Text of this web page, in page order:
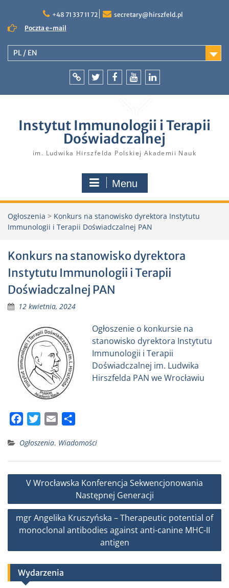
content
+48 71 337 11 72
secretary@hirszfeld.pl
Poczta e-mail
PL / EN
Instytut Immunologii i Terapii
Doświadczalnej
im. Ludwika Hirszfelda Polskiej Akademii Nauk
Menu
Ogłoszenia > Konkurs na stanowisko dyrektora Instytutu
Immunologii i Terapii Doświadczalnej PAN
Konkurs na stanowisko dyrektora
Instytutu Immunologii i Terapii
Doświadczalnej PAN
12 kwietnia, 2024
Ogłoszenie o konkursie na
stanowisko dyrektora Instytutu
Immunologii i Terapii
Doświadczalnej im. Ludwika
Hirszfelda PAN we Wrocławiu
c
e
b
o
k
i
t
t
e
a
i
l
a
r
e
Ogłoszenia, Wiadomości
Nawigacja
V Wrocławska Konferencja Sekwencjonowania
Następnej Generacji
mgr Angelika Kruszyńska – Therapeutic potential of
monoclonal antibodies against anti-canine MHC-II
antigen
Wydarzenia